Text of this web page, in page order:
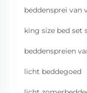
beddensprei van
king size bed set
beddenspreien
licht beddegoed